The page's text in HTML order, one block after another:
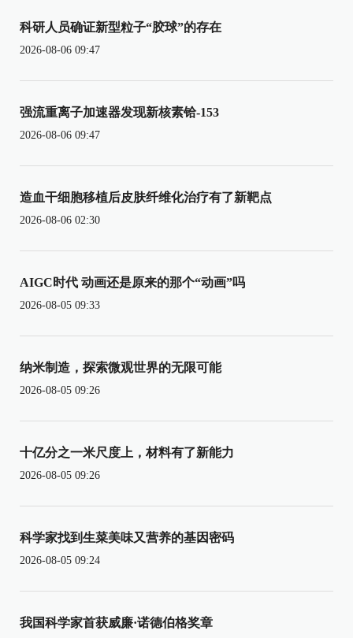
科研人员确证新型粒子“胶球”的存在
2026-08-06 09:47
强流重离子加速器发现新核素铪-153
2026-08-06 09:47
造血干细胞移植后皮肤纤维化治疗有了新靶点
2026-08-06 02:30
AIGC时代 动画还是原来的那个“动画”吗
2026-08-05 09:33
纳米制造，探索微观世界的无限可能
2026-08-05 09:26
十亿分之一米尺度上，材料有了新能力
2026-08-05 09:26
科学家找到生菜美味又营养的基因密码
2026-08-05 09:24
我国科学家首获威廉·诺德伯格奖章